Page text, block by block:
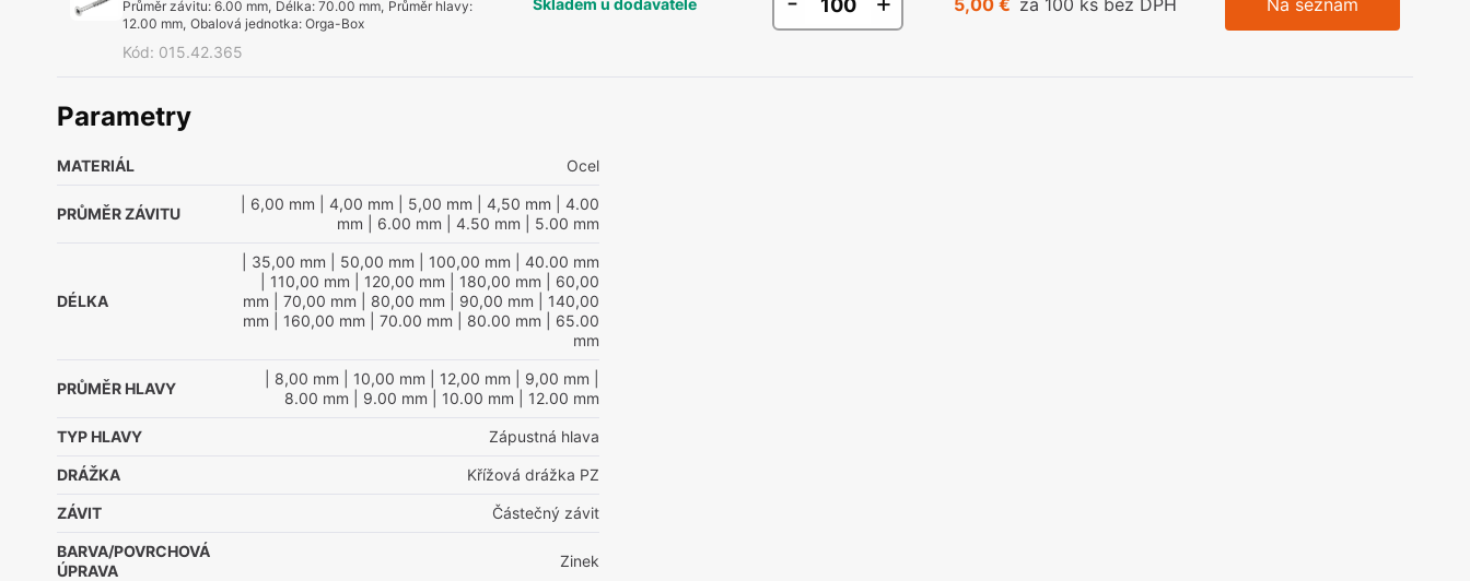
Průměr závitu:6.00 mm, Délka:70.00 mm, Průměr hlavy:
12.00 mm, Obalová jednotka:Orga-Box
Kód: 015.42.365
Skladem u dodavatele 5,00 € za 100 ks bez DPH Na seznam
Parametry
MATERIÁL Ocel
PRŮMĚR ZÁVITU
| 6,00 mm | 4,00 mm | 5,00 mm | 4,50 mm | 4.00
mm | 6.00 mm | 4.50 mm | 5.00 mm
DÉLKA
| 35,00 mm | 50,00 mm | 100,00 mm | 40.00 mm
| 110,00 mm | 120,00 mm | 180,00 mm | 60,00
mm | 70,00 mm | 80,00 mm | 90,00 mm | 140,00
mm | 160,00 mm | 70.00 mm | 80.00 mm | 65.00
mm
PRŮMĚR HLAVY
| 8,00 mm | 10,00 mm | 12,00 mm | 9,00 mm
8.00 mm | 9.00 mm | 10.00 mm | 12.00 mm
TYP HLAVY Zápustná hlava
DRÁŽKA Křížová drážka PZ
ZÁVIT Částečný závit
BARVA/POVRCHOVÁ
ÚPRAVA
Zinek